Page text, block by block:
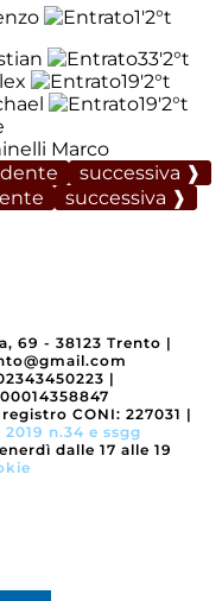
1'2°t
33'2°t
19'2°t
19'2°t
Marco
successiva ❱
successiva ❱
69 - 38123 Trento |
|
CONI: 227031 |
n.34 e ssgg
dalle 17 alle 19